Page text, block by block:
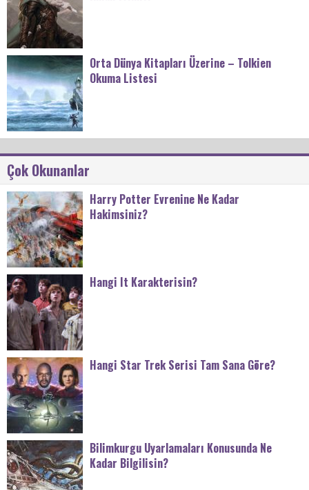
Orta Dünya Kitapları Üzerine – Tolkien
Okuma Listesi
Çok Okunanlar
Harry Potter Evrenine Ne Kadar
Hakimsiniz?
Hangi It Karakterisin?
Hangi Star Trek Serisi Tam Sana Göre?
Bilimkurgu Uyarlamaları Konusunda Ne
Kadar Bilgilisin?